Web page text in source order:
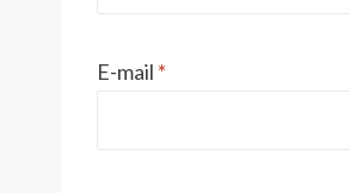
E-mail *